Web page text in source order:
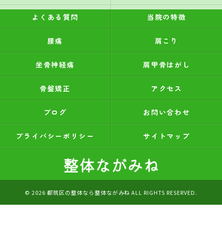
よくある質問 当院の特徴
腰痛 肩こり
坐骨神経痛 肩甲骨はがし
骨盤矯正 アクセス
ブログ お問い合わせ
プライバシーポリシー サイトマップ
© 2026 都筑区の整体なら整体ながみね ALL RIGHTS RESERVED.